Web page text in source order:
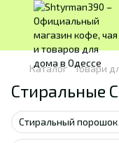
Каталог Товари
Стиральные
Стиральный